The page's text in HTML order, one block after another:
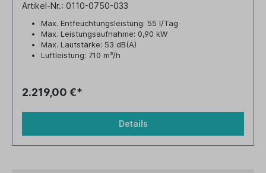
Artikel-Nr.: 0110-0750-033
Max. Entfeuchtungsleistung: 55 l/Tag
Max. Leistungsaufnahme: 0,90 kW
Max. Lautstärke: 53 dB(A)
Luftleistung: 710 m³/h
2.219,00 €*
Details